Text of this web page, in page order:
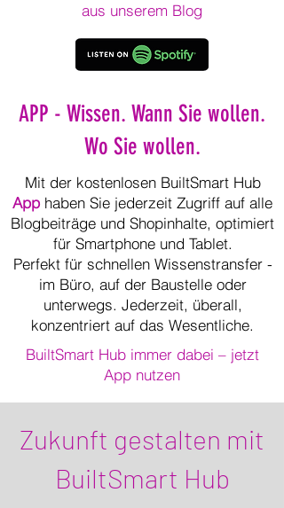
aus unserem Blog
APP - Wissen. Wann Sie wollen.
Wo Sie wollen.
Mit der kostenlosen BuiltSmart Hub
Apphaben Sie jederzeit Zugriff auf alle
Blogbeiträge und Shopinhalte, optimiert
für Smartphone und Tablet.
Perfekt für schnellen Wissenstransfer -
im Büro, auf der Baustelle oder
unterwegs. Jederzeit, überall,
konzentriert auf das Wesentliche.
BuiltSmart Hub immer dabei – jetzt
App nutzen
Zukunft gestalten mit
BuiltSmart Hub